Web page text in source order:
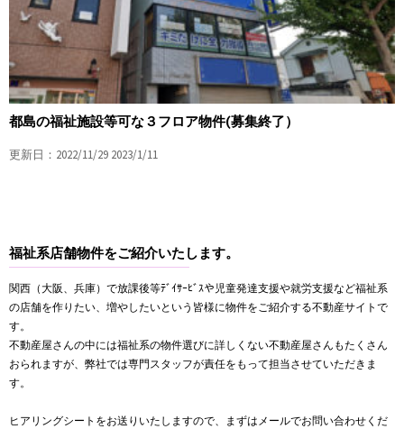
都島の福祉施設等可な３フロア物件(募集終了）
更新日：2022/11/29 2023/1/11
福祉系店舗物件をご紹介いたします。
関西（大阪、兵庫）で放課後等ﾃﾞｲｻｰﾋﾞｽや児童発達支援や就労支援など福祉系
の店舗を作りたい、増やしたいという皆様に物件をご紹介する不動産サイトで
す。
不動産屋さんの中には福祉系の物件選びに詳しくない不動産屋さんもたくさん
おられますが、弊社では専門スタッフが責任をもって担当させていただきま
す。
ヒアリングシートをお送りいたしますので、まずはメールでお問い合わせくだ